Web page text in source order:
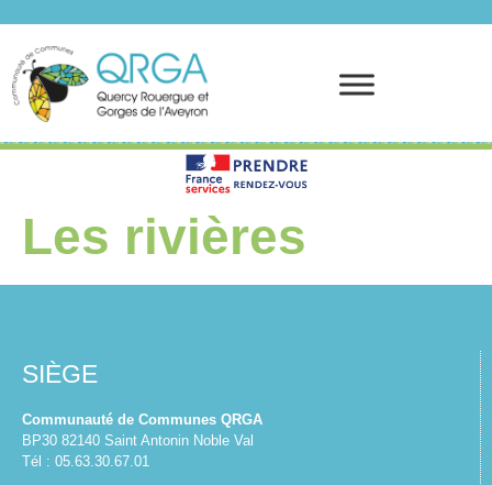
Les rivières
SIÈGE
Communauté de Communes QRGA
BP30 82140 Saint Antonin Noble Val
Tél : 05.63.30.67.01